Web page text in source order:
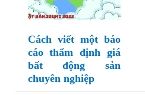
Cách viết một báo
cáo thẩm định giá
bất động sản
chuyên nghiệp